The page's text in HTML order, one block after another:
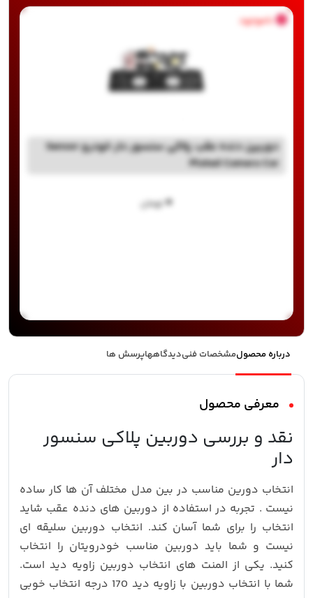
ناموجود
دوربین دنده عقب پلاکی سنسور دار خودرو Sensor
Plated Camera Car
۰ تومان
درباره محصولمشخصات فنیدیدگاههاپرسش ها
معرفی محصول
نقد و بررسی دوربین پلاکی سنسور
دار
انتخاب دورین مناسب در بین مدل مختلف آن ها کار ساده
نیست . تجربه در استفاده از دوربین های دنده عقب شاید
انتخاب را برای شما آسان کند. انتخاب دوربین سلیقه ای
نیست و شما باید دوربین مناسب خودرویتان را انتخاب
کنید. یکی از المنت های انتخاب دوربین زاویه دید است.
شما با انتخاب دوربین با زاویه دید 170 درجه انتخاب خوبی